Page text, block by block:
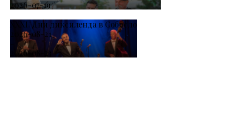
2026-07-19
XXXI. Дни диксиленда в Собосло
2026-08-21
-
2026-08-23